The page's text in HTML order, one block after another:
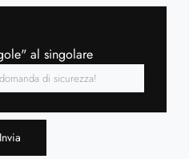
al singolare
Invia